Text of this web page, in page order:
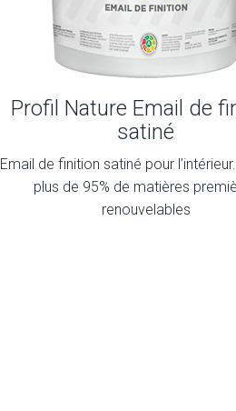
Profil Nature Email de
satiné
Email de finition satiné pour
plus de 95% de matières
renouvelables